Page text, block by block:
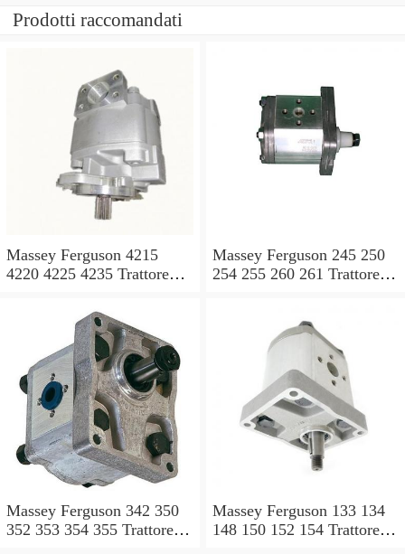
Prodotti raccomandati
Massey Ferguson 4215
4220 4225 4235 Trattore
Valvola Di Controllo
Massey Ferguson 245 250
254 255 260 261 Trattore
Massey Ferguson 342 350
352 353 354 355 Trattore
Massey Ferguson 133 134
148 150 152 154 Trattore